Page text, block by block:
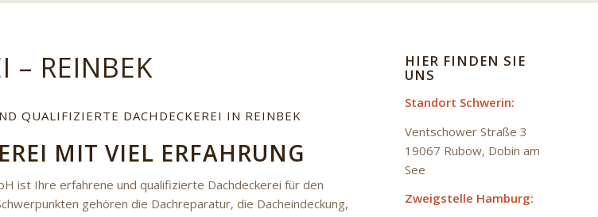
– REINBEK
QUALIFIZIERTE DACHDECKEREI IN REINBEK
MIT VIEL ERFAHRUNG
ist Ihre erfahrene und qualifizierte Dachdeckerei für den
gehören die Dachreparatur, die Dacheindeckung,
HIER FINDEN SIE
UNS
Standort Schwerin:
Ventschower Straße 3
19067 Rubow, Dobin am
See
Zweigstelle Hamburg: